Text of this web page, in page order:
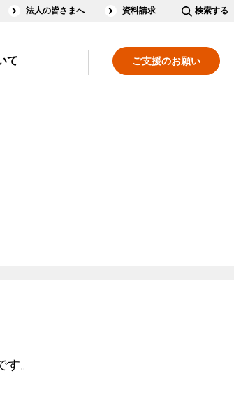
法人の皆さまへ 資料請求 検索する
ご支援のお願い
て
。